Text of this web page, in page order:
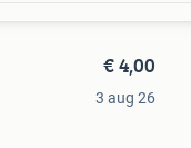
€ 4,00
3 aug 26